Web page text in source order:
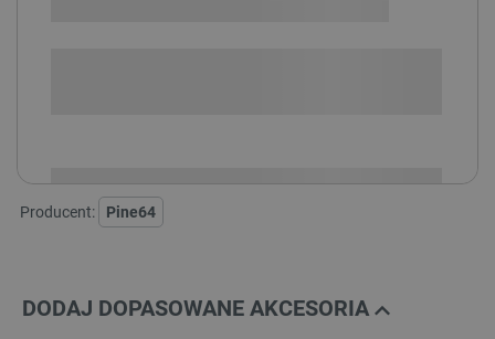
Producent: Pine64
DODAJ DOPASOWANE AKCESORIA